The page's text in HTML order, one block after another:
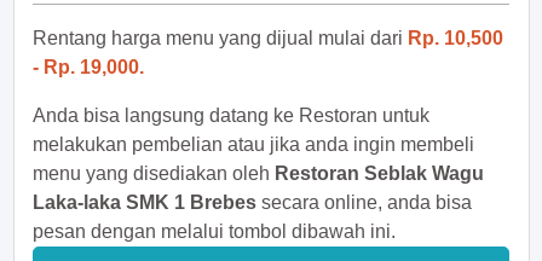
Rentang harga menu yang dijual mulai dari Rp. 10,500
- Rp. 19,000.
Anda bisa langsung datang ke Restoran untuk
melakukan pembelian atau jika anda ingin membeli
menu yang disediakan oleh Restoran Seblak Wagu
Laka-laka SMK 1 Brebes secara online, anda bisa
pesan dengan melalui tombol dibawah ini.